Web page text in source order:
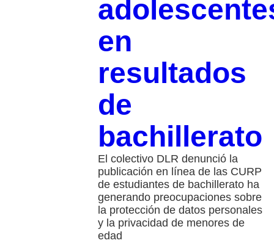
en
resultados
de
bachillerato
El colectivo DLR denunció la
publicación en línea de las CURP
de estudiantes de bachillerato ha
generando preocupaciones sobre
la protección de datos personales
y la privacidad de menores de
edad